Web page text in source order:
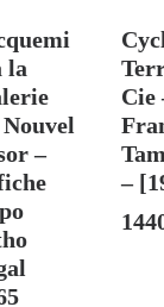
la
–
Cie
–